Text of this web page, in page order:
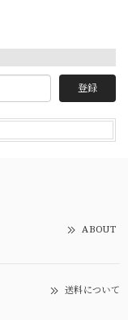
登録
ABOUT
送料について